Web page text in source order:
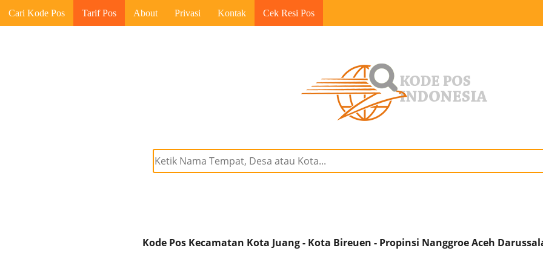
Cari Kode Pos Tarif Pos About Privasi Kontak Cek Resi Pos
Kode Pos Kecamatan Kota Juang - Kota Bireuen - Propinsi Nanggroe Aceh